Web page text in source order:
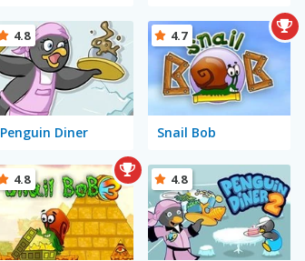
Penguin Diner
4.8
Snail Bob
4.7
4.8 4.8